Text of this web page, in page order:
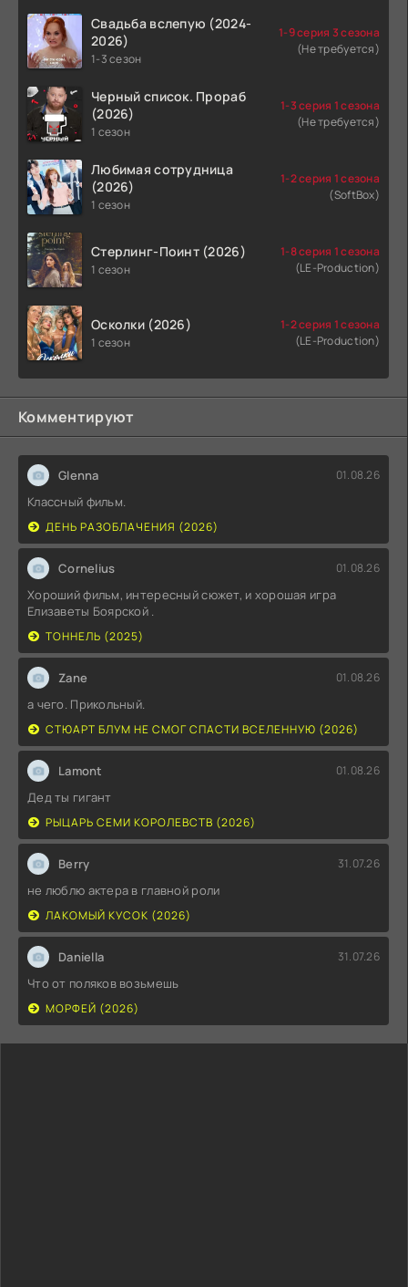
Свадьба вслепую (2024-
2026)
1-3 сезон
1-9 серия 3 сезона
(Не требуется)
Черный список. Прораб
(2026)
1 сезон
1-3 серия 1 сезона
(Не требуется)
Любимая сотрудница
(2026)
1 сезон
1-2 серия 1 сезона
(SoftBox)
Стерлинг-Поинт (2026)
1 сезон
1-8 серия 1 сезона
(LE-Production)
Осколки (2026)
1 сезон
1-2 серия 1 сезона
(LE-Production)
Комментируют
Glenna 01.08.26
Классный фильм.
ДЕНЬ РАЗОБЛАЧЕНИЯ (2026)
Cornelius 01.08.26
Хороший фильм, интересный сюжет, и хорошая игра
Елизаветы Боярской .
ТОННЕЛЬ (2025)
Zane 01.08.26
а чего. Прикольный.
СТЮАРТ БЛУМ НЕ СМОГ СПАСТИ ВСЕЛЕННУЮ (2026)
Lamont 01.08.26
Дед ты гигант
РЫЦАРЬ СЕМИ КОРОЛЕВСТВ (2026)
Berry 31.07.26
не люблю актера в главной роли
ЛАКОМЫЙ КУСОК (2026)
Daniella 31.07.26
Что от поляков возьмешь
МОРФЕЙ (2026)